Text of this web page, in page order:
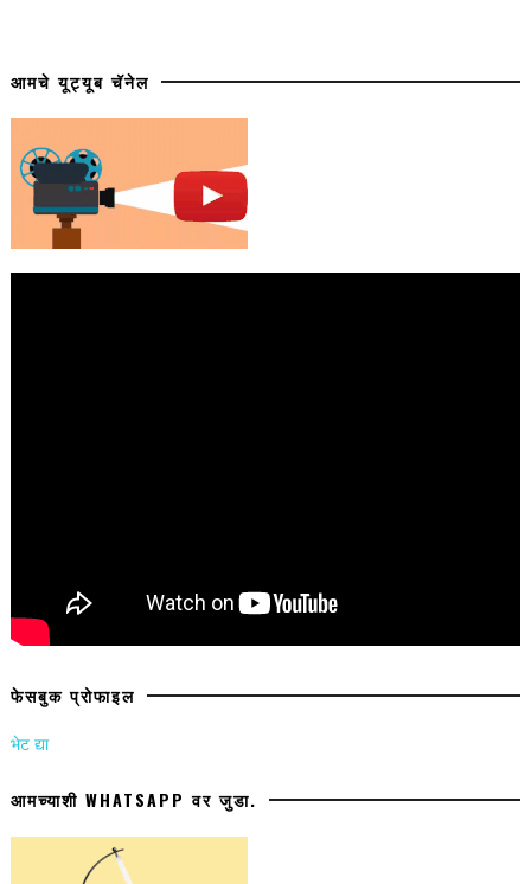
आमचे यूट्यूब चॅनेल
फेसबुक प्रोफाइल
भेट द्या
आमच्याशी WHATSAPP वर जुडा.